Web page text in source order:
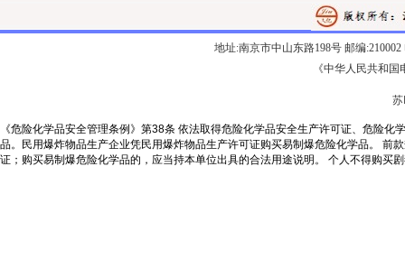
地址:南京市中山东路198号 邮编:210002
《中华人民共和
《危险化学品安全管理条例》第38条 依法取得危险化学品安全生产许可证、危险
品。民用爆炸物品生产企业凭民用爆炸物品生产许可证购买易制爆危险化学品。 前
证；购买易制爆危险化学品的，应当持本单位出具的合法用途说明。 个人不得购买